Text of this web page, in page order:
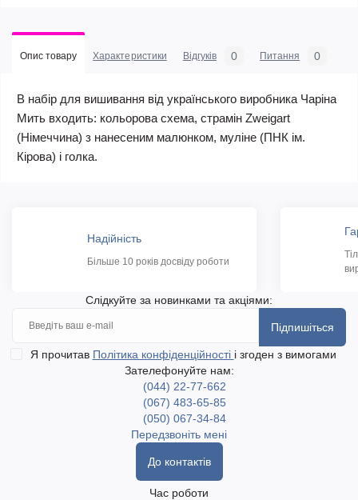
Опис товару Характеристики Відгуків 0 Питання 0
В набір для вишивання від українського виробника Чаріна
Мить входить: кольорова схема, страмін Zweigart
(Німеччина) з нанесеним малюнком, муліне (ПНК ім.
Кірова) і голка.
Надійність
Більше 10 років досвіду роботи
Слідкуйте за новинками та акціями:
Підпишіться
Я прочитав Політика конфіденційності і згоден з вимогами
Зателефонуйте нам:
(044) 22-77-662
(067) 483-65-85
(050) 067-34-84
Передзвоніть мені
До контактів
Час роботи